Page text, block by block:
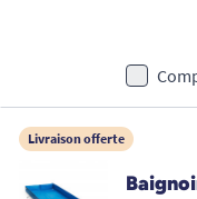
Livraison offerte